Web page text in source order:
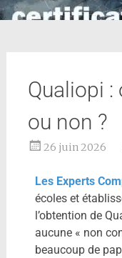
Qualiopi :
ou non ?
26 juin 2026
Les Experts
écoles et
l’obtention de
aucune « non
beaucoup de